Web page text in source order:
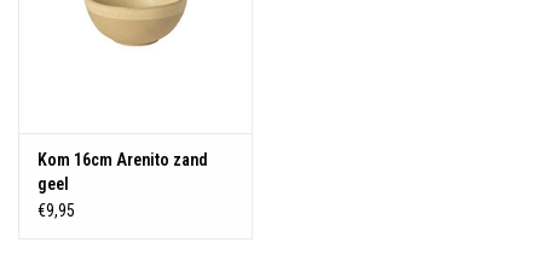
Kom 16cm Arenito zand
geel
€9,95